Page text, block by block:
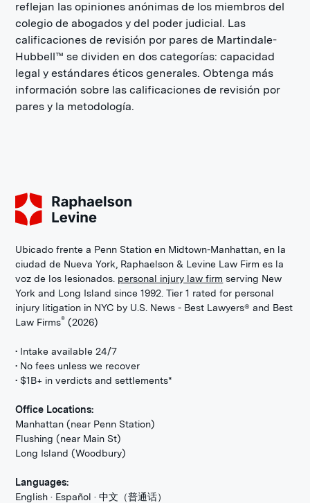
reflejan las opiniones anónimas de los miembros del
colegio de abogados y del poder judicial. Las
calificaciones de revisión por pares de Martindale-
Hubbell™ se dividen en dos categorías: capacidad
legal y estándares éticos generales. Obtenga más
información sobre las calificaciones de revisión por
pares y la metodología.
Ubicado frente a Penn Station en Midtown-Manhattan, en la
ciudad de Nueva York, Raphaelson & Levine Law Firm es la
voz de los lesionados. personal injury law firm serving New
York and Long Island since 1992. Tier 1 rated for personal
injury litigation in NYC by U.S. News - Best Lawyers® and Best
Law Firms® (2026)
• Intake available 24/7
• No fees unless we recover
• $1B+ in verdicts and settlements*
Office Locations:
Manhattan (near Penn Station)
Flushing (near Main St)
Long Island (Woodbury)
Languages:
English · Español · 中文（普通话）